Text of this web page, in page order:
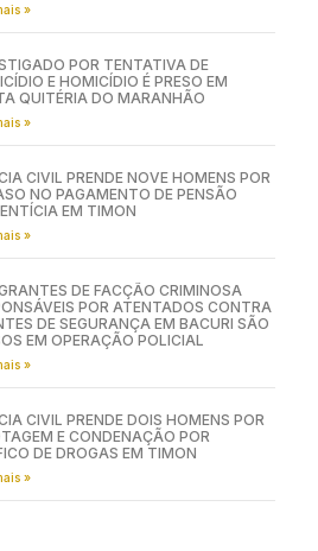
»
POR TENTATIVA DE
E HOMICÍDIO É PRESO EM
QUITÉRIA DO MARANHÃO
»
CIVIL PRENDE NOVE HOMENS POR
NO PAGAMENTO DE PENSÃO
EM TIMON
»
DE FACÇÃO CRIMINOSA
POR ATENTADOS CONTRA
DE SEGURANÇA EM BACURI SÃO
EM OPERAÇÃO POLICIAL
»
CIVIL PRENDE DOIS HOMENS POR
E CONDENAÇÃO POR
DE DROGAS EM TIMON
»